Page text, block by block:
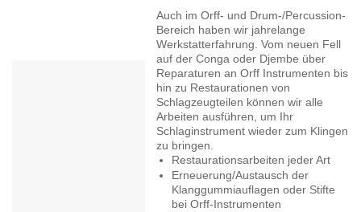
Auch im Orff- und Drum-/Percussion-
Bereich haben wir jahrelange
Werkstatterfahrung. Vom neuen Fell
auf der Conga oder Djembe über
Reparaturen an Orff Instrumenten bis
hin zu Restaurationen von
Schlagzeugteilen können wir alle
Arbeiten ausführen, um Ihr
Schlaginstrument wieder zum Klingen
zu bringen.
Restaurationsarbeiten jeder Art
Erneuerung/Austausch der
Klanggummiauflagen oder Stifte
bei Orff-Instrumenten